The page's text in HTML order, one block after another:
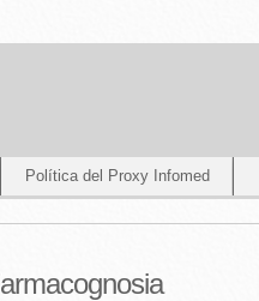
Política del Proxy Infomed